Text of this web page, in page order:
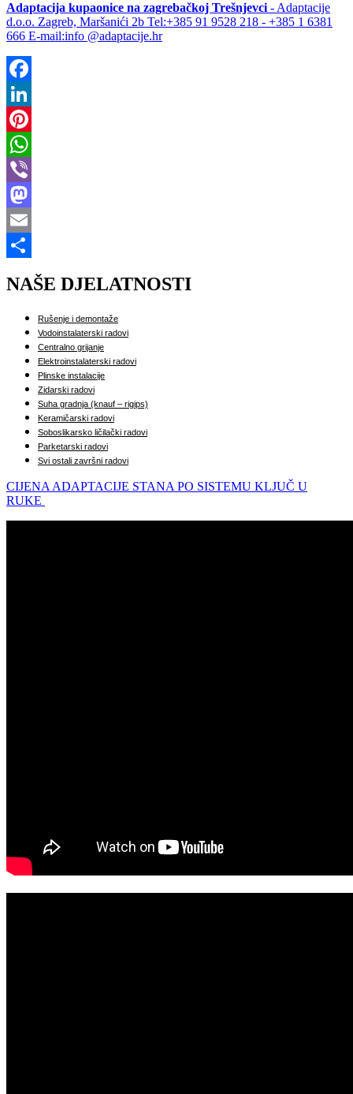
Adaptacija kupaonice na zagrebačkoj Trešnjevci - Adaptacije
d.o.o. Zagreb, Maršanići 2b Tel:+385 91 9528 218 - +385 1 6381
666 E-mail:info @adaptacije.hr
Facebook
LinkedIn
Pinterest
WhatsApp
Viber
Mastodon
Email
NAŠE DJELATNOSTI
Rušenje i demontaže
Vodoinstalaterski radovi
Centralno grijanje
Elektroinstalaterski radovi
Plinske instalacije
Zidarski radovi
Suha gradnja (knauf – rigips)
Keramičarski radovi
Soboslikarsko ličilački radovi
Parketarski radovi
Svi ostali završni radovi
CIJENA ADAPTACIJE STANA PO SISTEMU KLJUČ U
RUKE